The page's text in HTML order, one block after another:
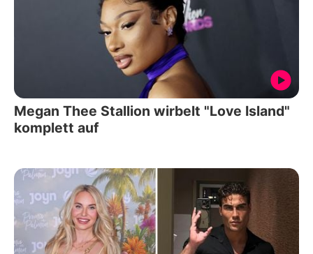
Megan Thee Stallion wirbelt "Love Island"
komplett auf